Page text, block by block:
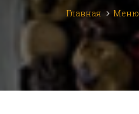
Главная Меню